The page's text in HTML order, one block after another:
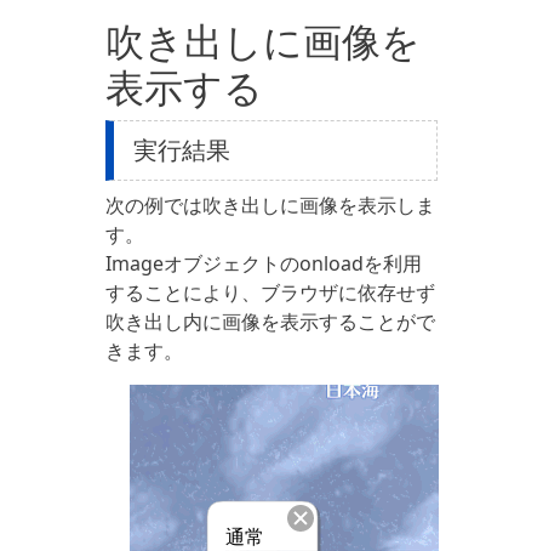
吹き出しに画像を
表示する
実行結果
次の例では吹き出しに画像を表示しま
す。
Imageオブジェクトのonloadを利用
することにより、ブラウザに依存せず
吹き出し内に画像を表示することがで
きます。